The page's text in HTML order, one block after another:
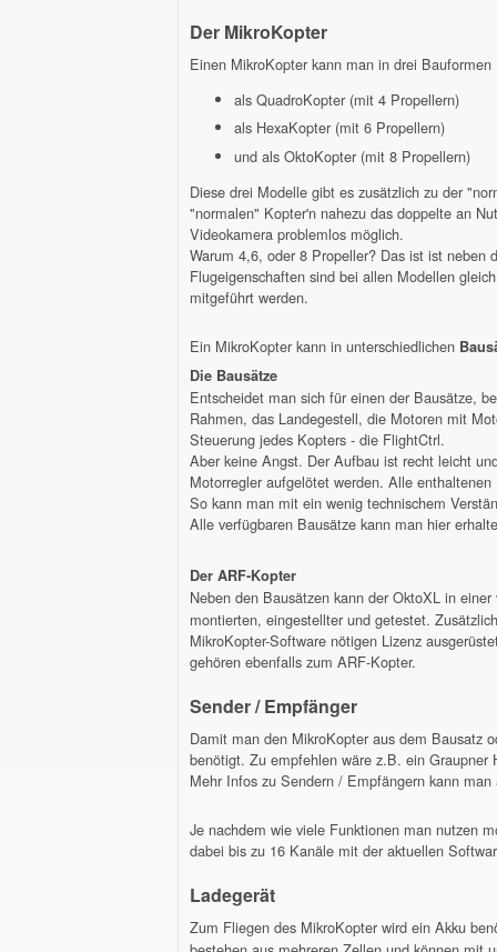
Der MikroKopter
Einen MikroKopter kann man in drei
als QuadroKopter (mit 4 Propellern)
als HexaKopter (mit 6 Propellern)
und als OktoKopter (mit 8 Propellern)
Diese drei Modelle gibt es zusätzlich zu der
"normalen" Kopter'n nahezu das doppelte an
Videokamera problemlos möglich.
Warum 4,6, oder 8 Propeller? Das ist ist neben
Flugeigenschaften sind bei allen Modellen
mitgeführt werden.
Ein MikroKopter kann in unterschiedlichen
Die Bausätze
Entscheidet man sich für einen der Bausätze,
Rahmen, das Landegestell, die Motoren mit
Steuerung jedes Kopters - die FlightCtrl.
Aber keine Angst. Der Aufbau ist recht leicht
Motorregler aufgelötet werden. Alle
So kann man mit ein wenig technischem
Alle verfügbaren Bausätze kann man hier
Der ARF-Kopter
Neben den Bausätzen kann der OktoXL in
montierten, eingestellter und getestet.
MikroKopter-Software nötigen Lizenz
gehören ebenfalls zum ARF-Kopter.
Sender / Empfänger
Damit man den MikroKopter aus dem Bausatz
benötigt. Zu empfehlen wäre z.B. ein Graupner
Mehr Infos zu Sendern / Empfängern kann
Je nachdem wie viele Funktionen man nutzen
dabei bis zu 16 Kanäle mit der aktuellen
Ladegerät
Zum Fliegen des MikroKopter wird ein Akku